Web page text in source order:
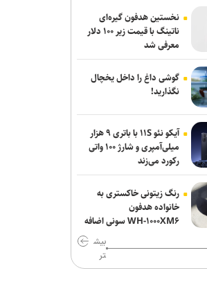
نخستین هدفون گیره‌ای
ناتینگ با قیمت زیر ۱۰۰ دلار
معرفی شد
گوشی داغ را داخل یخچال
نگذارید!
آیکو نئو ۱۱S با باتری ۹ هزار
میلی‌آمپری و شارژ ۱۰۰ واتی
رکورد می‌زند
رنگ زیتونی خاکستری به
خانواده هدفون
WH-۱۰۰۰XM۶ سونی اضافه
بیش
تر